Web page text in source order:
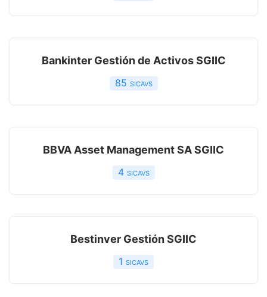
Bankinter Gestión de Activos SGIIC
85 sicavs
BBVA Asset Management SA SGIIC
4 sicavs
Bestinver Gestión SGIIC
1 sicavs